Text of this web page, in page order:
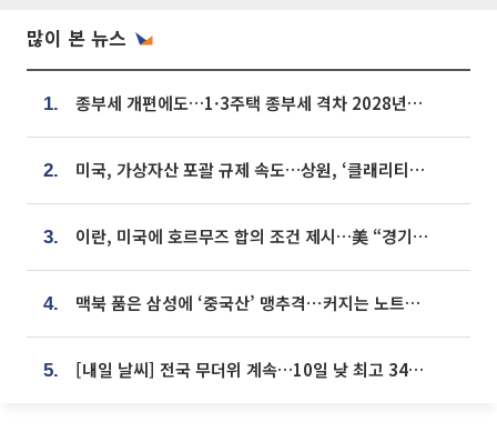
많이 본 뉴스
1. 종부세 개편에도…1·3주택 종부세 격차 2028년부터 확대
2. 미국, 가상자산 포괄 규제 속도…상원, ‘클래리티법’ 9월 절차투표 추진
3. 이란, 미국에 호르무즈 합의 조건 제시…美 “경기 아직 안 끝나” [종합]
4. 맥북 품은 삼성에 ‘중국산’ 맹추격⋯커지는 노트북 OLED 시장
5. [내일 날씨] 전국 무더위 계속…10일 낮 최고 34도 육박